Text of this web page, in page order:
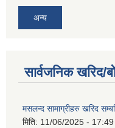
अन्य
सार्वजनिक खरिद/
मसलन्द सामाग्रीहरु खरिद
मिति: 11/06/2025 - 17:49